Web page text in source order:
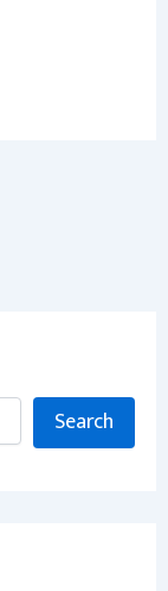
Search